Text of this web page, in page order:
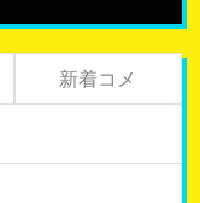
新着コメ